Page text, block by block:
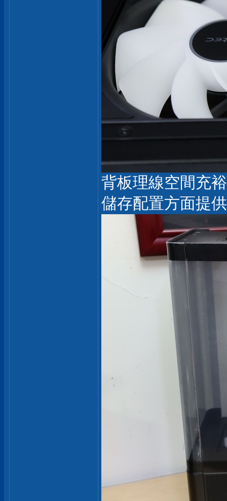
背板理線空間充
儲存配置方面提